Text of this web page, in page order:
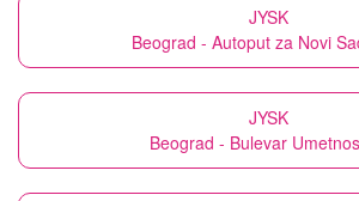
JYSK
Beograd - Autoput za Novi
JYSK
Beograd - Bulevar